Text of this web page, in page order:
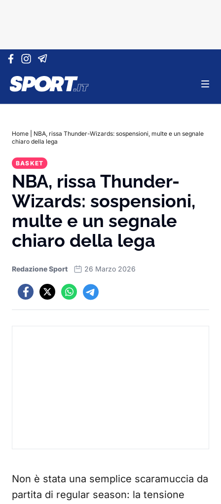
Vai al contenuto
Home
NBA, rissa Thunder-Wizards: sospensioni, multe e un segnale
chiaro della lega
BASKET
NBA, rissa Thunder-
Wizards: sospensioni,
multe e un segnale
chiaro della lega
Redazione Sport 26 Marzo 2026
Non è stata una semplice scaramuccia da
partita di regular season: la tensione